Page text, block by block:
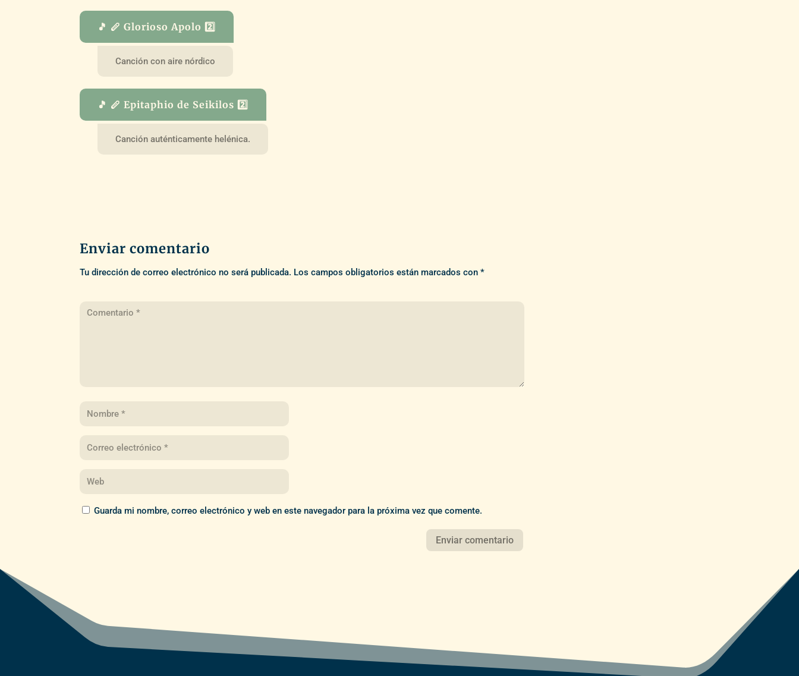
🎵 🪈 Glorioso Apolo 2️⃣
Canción con aire nórdico
🎵 🪈 Epitaphio de Seikilos 2️⃣
Canción auténticamente helénica.
Enviar comentario
Tu dirección de correo electrónico no será publicada. Los campos obligatorios están marcados con*
Guarda mi nombre, correo electrónico y web en este navegador para la próxima vez que comente.